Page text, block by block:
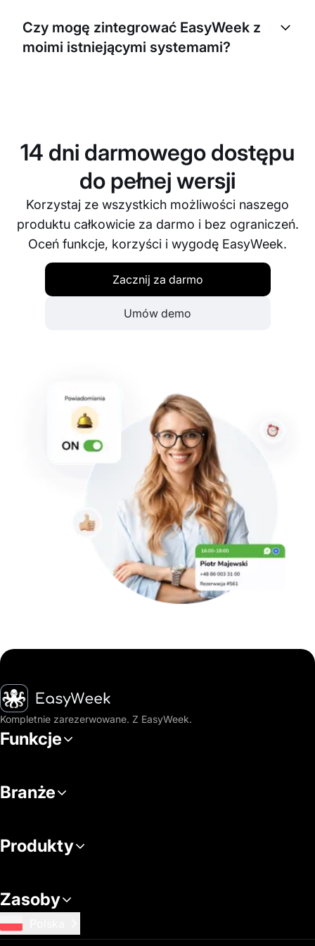
najnowszych technologii szyfrowania i stosujemy
rygorystyczne protokoły bezpieczeństwa, aby
Czy mogę zintegrować EasyWeek z
moimi istniejącymi systemami?
14 dni darmowego dostępu
do pełnej wersji
Korzystaj ze wszystkich możliwości naszego
produktu całkowicie za darmo i bez ograniczeń.
Oceń funkcje, korzyści i wygodę EasyWeek.
Zacznij za darmo
Umów demo
Strona główna
Kompletnie zarezerwowane. Z EasyWeek.
Funkcje
Branże
Produkty
Zasoby